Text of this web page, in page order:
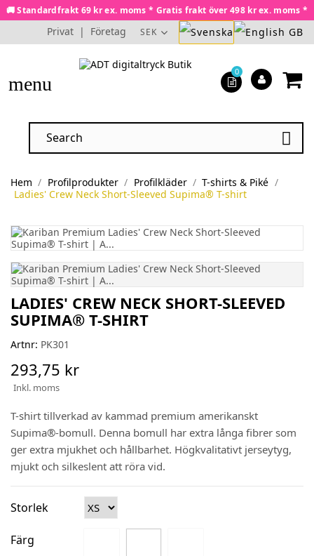
🚚 Standardfrakt 69 kr ex. moms * Gratis frakt över 498 kr ex. moms *
Privat | Företag SEK
menu

0
Hem Profilprodukter Profilkläder
T-shirts & Piké
Ladies' Crew Neck Short-Sleeved Supima® T-shirt
LADIES' CREW NECK SHORT-SLEEVED
SUPIMA® T-SHIRT
Artnr: PK301
293,75 kr
Inkl. moms
T-shirt tillverkad av kammad premium amerikanskt
Supima®-bomull. Denna bomull har extra långa fibrer som
ger extra mjukhet och hållbarhet. Högkvalitativt jerseytyg,
mjukt och silkeslent att röra vid.
Storlek
Färg